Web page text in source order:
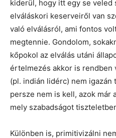
kiderül, hogy itt egy se veled
elváláskori keserveiről van
való elválásról, ami fontos
megtennie. Gondolom,
kőpokol az elválás utáni
értelmezés akkor is rendben
(pl. indián lidérc) nem igazán
persze nem is kell, azok már
mely szabadságot
Különben is, primitivizálni